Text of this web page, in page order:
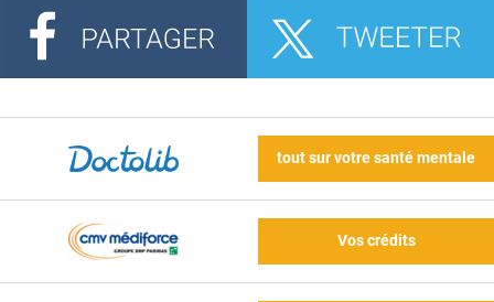
tout sur votre santé mentale
Vos crédits